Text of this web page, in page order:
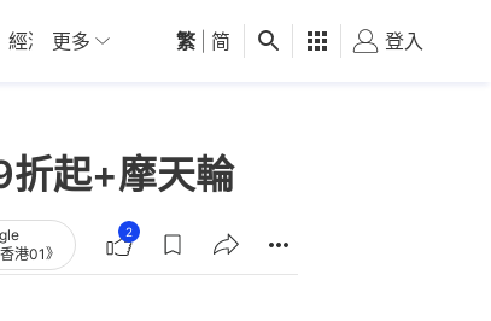
經濟 01深圳 觀點 健康 好食玩飛
更多 繁 简 登入
起+摩天輪
港01》
2